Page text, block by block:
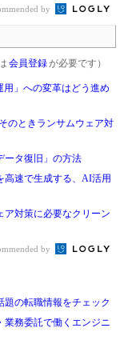
by
会員登録が必要です）
」への変革はどう進め
のときランサムウェア対
ータ復旧」の方法
高速で生成する、AI活用
ア対策に必要なクリーン
by
題の転職情報をチェック
業務委託で働くエンジニ